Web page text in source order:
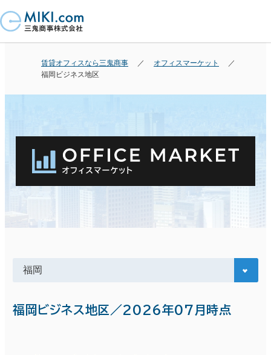
賃貸オフィスなら三鬼商事
オフィスマーケット
福岡ビジネス地区
福岡ビジネス地区／2026年07月時点